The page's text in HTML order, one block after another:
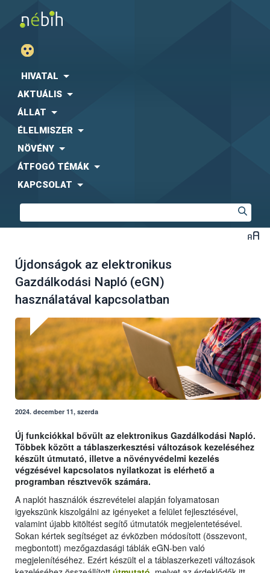
HIVATAL
AKTUÁLIS
ÁLLAT
ÉLELMISZER
NÖVÉNY
ÁTFOGÓ TÉMÁK
KAPCSOLAT
Újdonságok az elektronikus
Gazdálkodási Napló (eGN)
használatával kapcsolatban
2024. december 11, szerda
Új funkciókkal bővült az elektronikus Gazdálkodási Napló.
Többek között a táblaszerkesztési változások kezeléséhez
készült útmutató, illetve a növényvédelmi kezelés
végzésével kapcsolatos nyilatkozat is elérhető a
programban résztvevők számára.
A naplót használók észrevételei alapján folyamatosan
igyekszünk kiszolgálni az igényeket a felület fejlesztésével,
valamint újabb kitöltést segítő útmutatók megjelentetésével.
Sokan kértek segítséget az évközben módosított (összevont,
megbontott) mezőgazdasági táblák eGN-ben való
megjelenítéséhez. Ezért készült el a táblaszerkezeti változások